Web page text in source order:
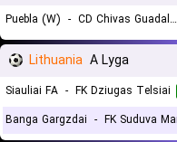
Puebla (W) - CD Chivas Guadalajara (W)
Lithuania A Lyga
Siauliai FA - FK Dziugas Telsiai
Banga Gargzdai -